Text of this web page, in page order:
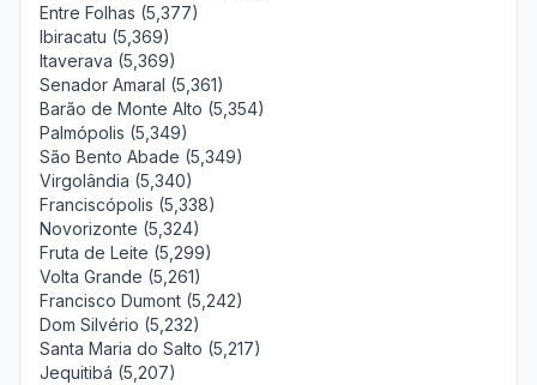
Entre Folhas (5,377)
Ibiracatu (5,369)
Itaverava (5,369)
Senador Amaral (5,361)
Barão de Monte Alto (5,354)
Palmópolis (5,349)
São Bento Abade (5,349)
Virgolândia (5,340)
Franciscópolis (5,338)
Novorizonte (5,324)
Fruta de Leite (5,299)
Volta Grande (5,261)
Francisco Dumont (5,242)
Dom Silvério (5,232)
Santa Maria do Salto (5,217)
Jequitibá (5,207)